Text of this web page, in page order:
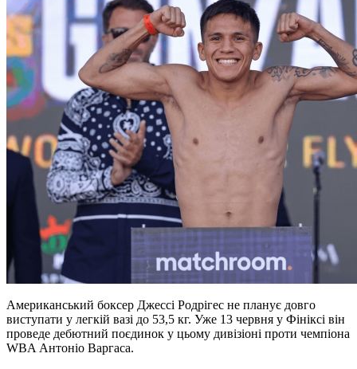
Американський боксер Джессі Родрігес не планує довго
виступати у легкій вазі до 53,5 кг. Уже 13 червня у Фініксі він
проведе дебютний поєдинок у цьому дивізіоні проти чемпіона
WBA Антоніо Варгаса.